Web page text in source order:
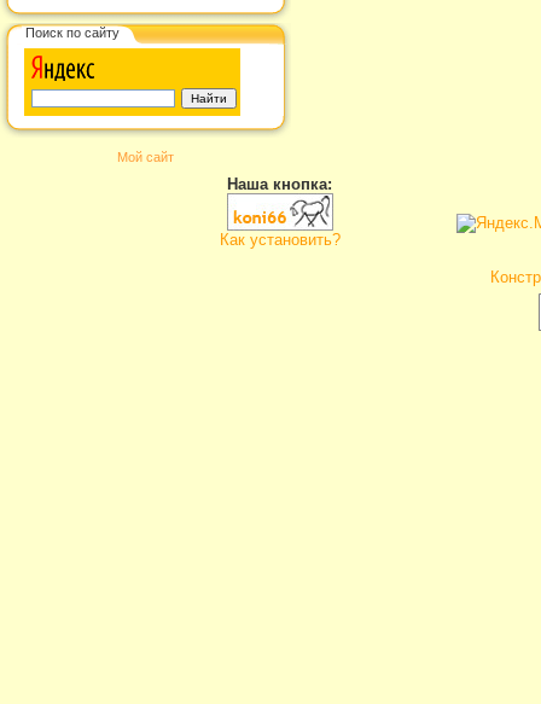
Поиск по сайту
Мой сайт
Наша кнопка:
Как установить?